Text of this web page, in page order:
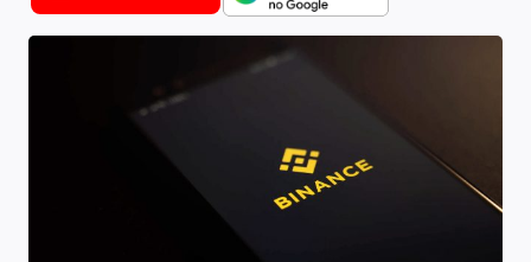
Cotações
Carteiras Recomendadas
Central de Dividendos